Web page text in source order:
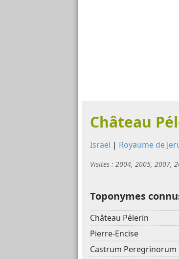
Château
Israël | Royaume de
Visites : 2004, 2005, 2007,
Toponymes
Château Pélerin
Pierre-Encise
Castrum Peregrinorum